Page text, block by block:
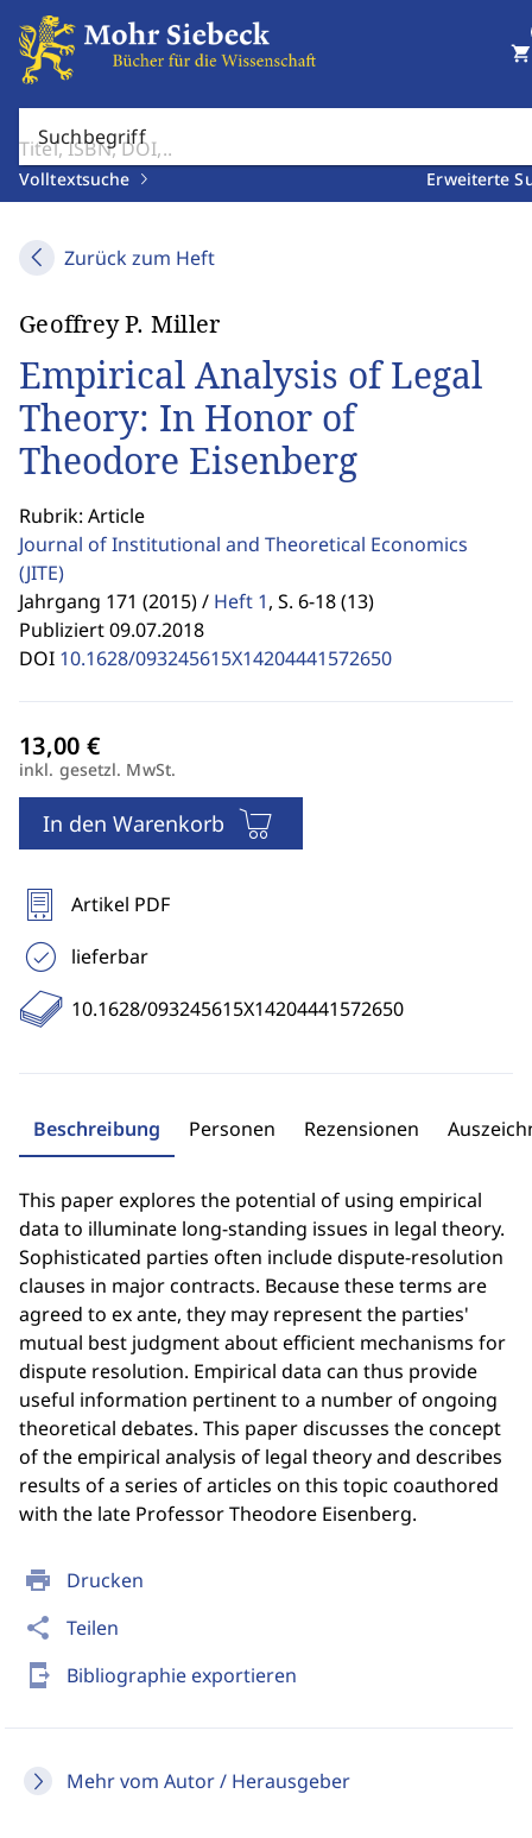
Suchbegriff
Volltextsuche Erweiterte
shopping_cart
Zurück zum Heft
print Drucken
share Teilen
send_to_mobile Bibliographie exportieren
Mehr vom Autor / Herausgeber
Geoffrey P. Miller
Empirical Analysis of Legal
Theory: In Honor of
Theodore Eisenberg
Rubrik: Article
Journal of Institutional and Theoretical Economics
(JITE)
Jahrgang 171 (2015) / Heft 1, S. 6-18 (13)
Publiziert 09.07.2018
DOI 10.1628/093245615X14204441572650
inkl. gesetzl. MwSt.
In den Warenkorb
Artikel PDF
lieferbar
10.1628/093245615X14204441572650
Beschreibung Personen Rezensionen
This paper explores the potential of using empirical
data to illuminate long-standing issues in legal theory.
Sophisticated parties often include dispute-resolution
clauses in major contracts. Because these terms are
agreed to ex ante, they may represent the parties'
mutual best judgment about efficient mechanisms for
dispute resolution. Empirical data can thus provide
useful information pertinent to a number of ongoing
theoretical debates. This paper discusses the concept
of the empirical analysis of legal theory and describes
results of a series of articles on this topic coauthored
with the late Professor Theodore Eisenberg.